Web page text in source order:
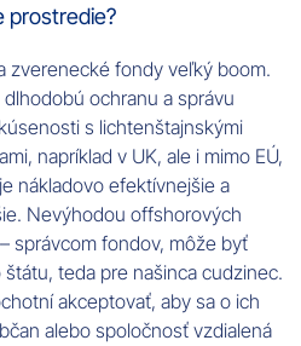
prostredie?
zverenecké fondy veľký boom.
ochranu a správu
s lichtenštajnskými
napríklad v UK, ale i mimo EÚ,
nákladovo efektívnejšie a
Nevýhodou offshorových
správcom fondov, môže byť
teda pre našinca cudzinec.
akceptovať, aby sa o ich
alebo spoločnosť vzdialená